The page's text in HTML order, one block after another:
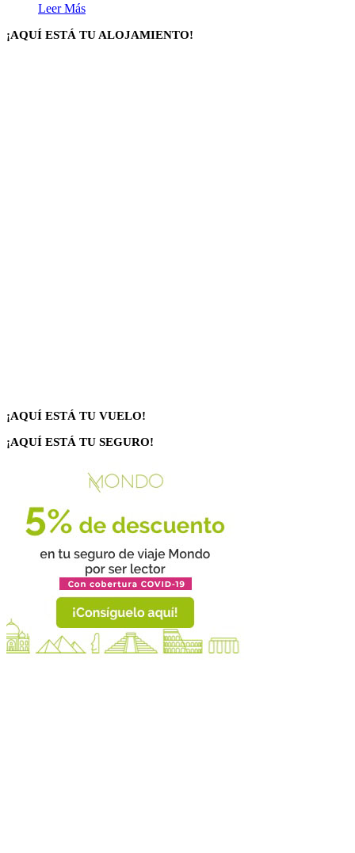
Leer Más
¡AQUÍ ESTÁ TU ALOJAMIENTO!
¡AQUÍ ESTÁ TU VUELO!
¡AQUÍ ESTÁ TU SEGURO!